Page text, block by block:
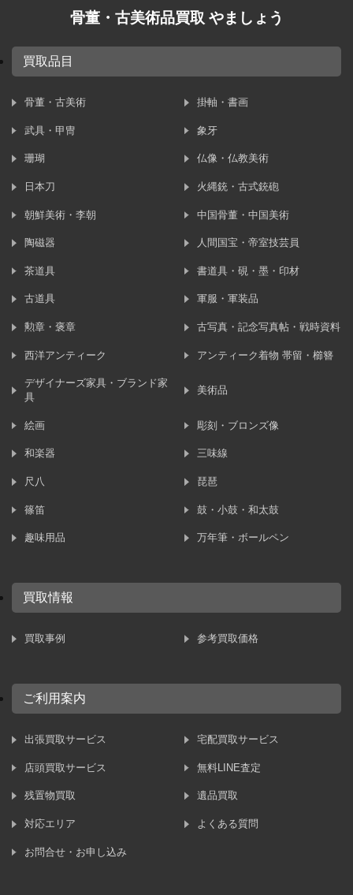
骨董・古美術品買取 やましょう
買取品目
骨董・古美術 掛軸・書画
武具・甲冑 象牙
珊瑚 仏像・仏教美術
日本刀 火縄銃・古式銃砲
朝鮮美術・李朝 中国骨董・中国美術
陶磁器 人間国宝・帝室技芸員
茶道具 書道具・硯・墨・印材
古道具 軍服・軍装品
勲章・褒章 古写真・記念写真帖・戦時資料
西洋アンティーク アンティーク着物 帯留・櫛簪
デザイナーズ家具・ブランド家
具
美術品
絵画 彫刻・ブロンズ像
和楽器 三味線
尺八 琵琶
篠笛 鼓・小鼓・和太鼓
趣味用品 万年筆・ボールペン
買取情報
買取事例 参考買取価格
ご利用案内
出張買取サービス 宅配買取サービス
店頭買取サービス 無料LINE査定
残置物買取 遺品買取
対応エリア よくある質問
お問合せ・お申し込み